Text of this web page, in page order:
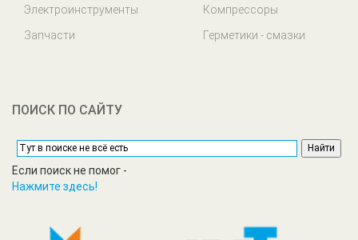
Электроинструменты
Запчасти
Компрессоры
Герметики - смазки
ПОИСК ПО САЙТУ
Если поиск не помог -
Нажмите здесь!